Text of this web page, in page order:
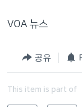
VOA 뉴스
공유
This item is part of